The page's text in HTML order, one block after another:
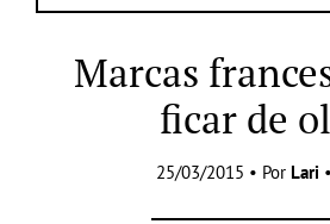
Marcas
ficar de
25/03/2015 • Por Lari •